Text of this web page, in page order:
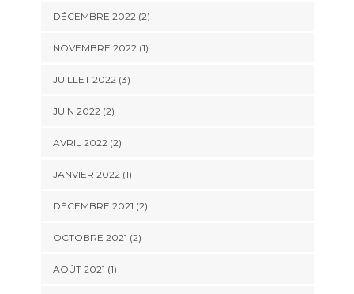
DÉCEMBRE 2022(2)
NOVEMBRE 2022(1)
JUILLET 2022(3)
JUIN 2022(2)
AVRIL 2022(2)
JANVIER 2022(1)
DÉCEMBRE 2021 (2)
OCTOBRE 2021 (2)
AOÛT 2021 (1)